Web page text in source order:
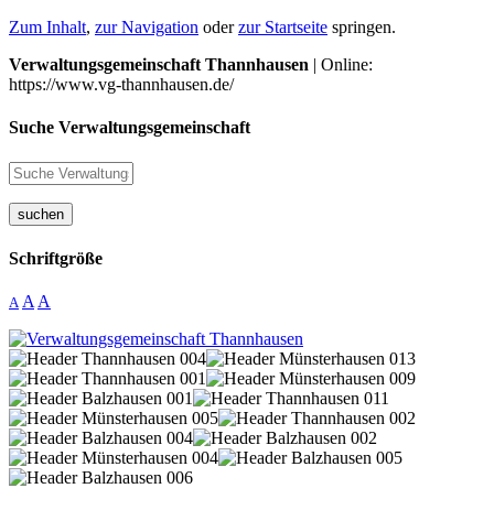
Zum Inhalt, zur Navigation oderzur Startseite springen.
Verwaltungsgemeinschaft Thannhausen | Online:
https://www.vg-thannhausen.de/
Suche Verwaltungsgemeinschaft
suchen
Schriftgröße
A A A